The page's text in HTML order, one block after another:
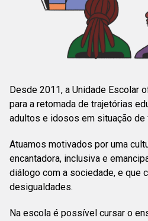
Desde 2011, a Unidade Escolar
para a retomada de trajetórias
adultos e idosos em situação de
Atuamos motivados por uma
encantadora, inclusiva e
diálogo com a sociedade, e que
desigualdades.
Na escola é possível cursar o